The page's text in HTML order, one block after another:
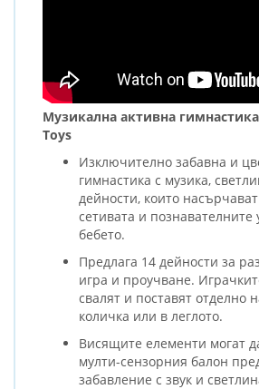
Музикална активна
Toys
Изключително забавна и
гимнастика с музика,
дейности, които
сетивата и познавателните
бебето.
Предлага 14 дейности за
игра и проучване.
свалят и поставят отделно
количка или в леглото.
Висящите елементи могат
мулти-сензорния балон
забавление с звук и